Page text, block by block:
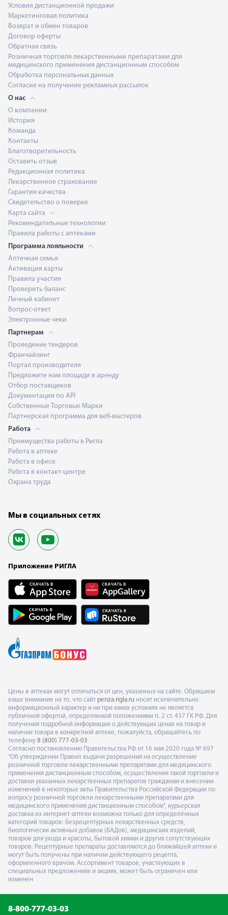
Условия дистанционной продажи
Маркетинговая политика
Возврат и обмен товаров
Договор оферты
Обратная связь
Розничная торговля лекарственными препаратами для
медицинского применения дистанционным способом
Обработка персональных данных
Согласие на получение рекламных рассылок
О нас
О компании
История
Команда
Контакты
Благотворительность
Оставить отзыв
Редакционная политика
Лекарственное страхование
Гарантия качества
Свидетельство о поверке
Карта сайта
Рекомендательные технологии
Правила работы с аптеками
Программа лояльности
Аптечная семья
Активация карты
Правила участия
Проверить баланс
Личный кабинет
Вопрос-ответ
Электронные чеки
Партнерам
Проведение тендеров
Франчайзинг
Портал производителя
Предложите нам площади в аренду
Отбор поставщиков
Документация по API
Собственные Торговые Марки
Партнерская программа для веб-мастеров
Работа
Преимущества работы в Ригла
Работа в аптеке
Работа в офисе
Работа в контакт-центре
Охрана труда
Мы в социальных сетях
Приложение РИГЛА
Цены в аптеках могут отличаться от цен, указанных на сайте. Обращаем
ваше внимание на то, что сайт penza.rigla.ru носит исключительно
информационный характер и ни при каких условиях не является
публичной офертой, определяемой положениями п. 2 ст. 437 ГК РФ. Для
получения подробной информации о действующих ценах на товар и
наличии товара в конкретной аптеке, пожалуйста, обращайтесь по
телефону 8 (800) 777-03-03
Согласно постановлению Правительства РФ от 16 мая 2020 года № 697
"Об утверждении Правил выдачи разрешения на осуществление
розничной торговли лекарственными препаратами для медицинского
применения дистанционным способом, осуществления такой торговли и
доставки указанных лекарственных препаратов гражданам и внесении
изменений в некоторые акты Правительства Российской Федерации по
вопросу розничной торговли лекарственными препаратами для
медицинского применения дистанционным способом", курьерская
доставка из интернет-аптеки возможна только для определённых
категорий товаров: безрецептурных лекарственных средств,
биологически активных добавок (БАДов), медицинских изделий,
товаров для ухода и красоты, бытовой химии и других сопутствующих
товаров. Рецептурные препараты доставляются до ближайшей аптеки и
могут быть получены при наличии действующего рецепта,
оформленного врачом. Ассортимент товаров, участвующих в
специальных предложениях и акциях, может быть ограничен или
изменен
8-800-777-03-03